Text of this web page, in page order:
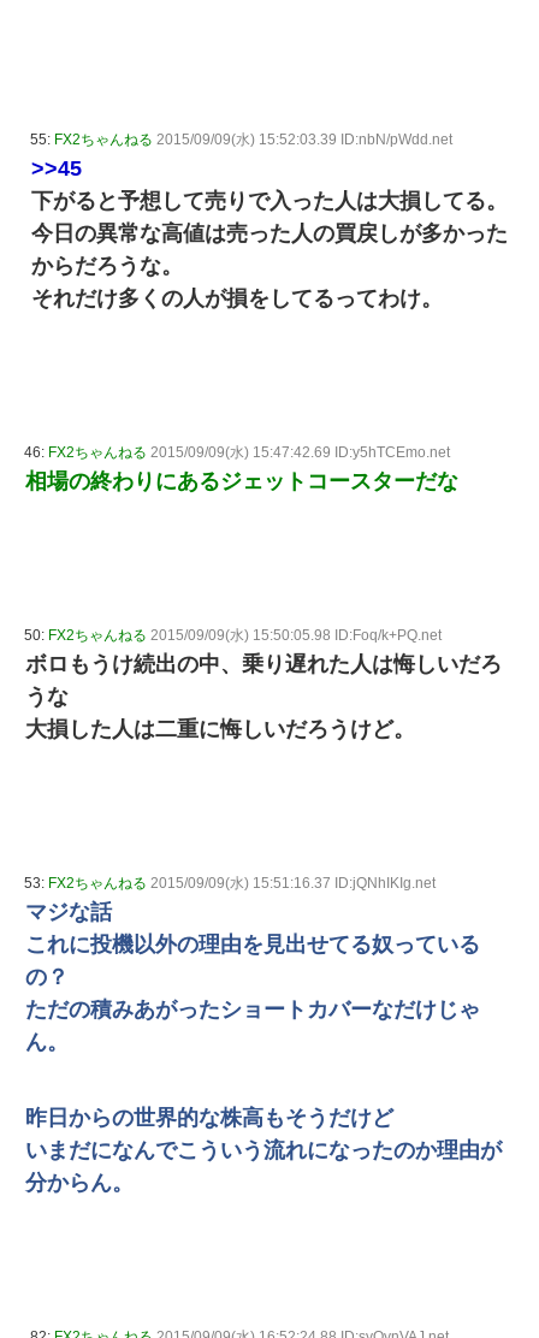
55: FX2ちゃんねる 2015/09/09(水) 15:52:03.39 ID:nbN/pWdd.net
>>45
下がると予想して売りで入った人は大損してる。
今日の異常な高値は売った人の買戻しが多かった
からだろうな。
それだけ多くの人が損をしてるってわけ。
46: FX2ちゃんねる 2015/09/09(水) 15:47:42.69 ID:y5hTCEmo.net
相場の終わりにあるジェットコースターだな
50: FX2ちゃんねる 2015/09/09(水) 15:50:05.98 ID:Foq/k+PQ.net
ボロもうけ続出の中、乗り遅れた人は悔しいだろ
うな
大損した人は二重に悔しいだろうけど。
53: FX2ちゃんねる 2015/09/09(水) 15:51:16.37 ID:jQNhIKIg.net
マジな話
これに投機以外の理由を見出せてる奴っている
の？
ただの積みあがったショートカバーなだけじゃ
ん。
昨日からの世界的な株高もそうだけど
いまだになんでこういう流れになったのか理由が
分からん。